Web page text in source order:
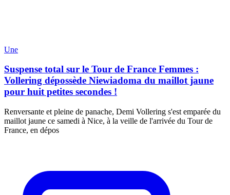
Une
Suspense total sur le Tour de France Femmes :
Vollering dépossède Niewiadoma du maillot jaune
pour huit petites secondes !
Renversante et pleine de panache, Demi Vollering s'est emparée du
maillot jaune ce samedi à Nice, à la veille de l'arrivée du Tour de
France, en dépos